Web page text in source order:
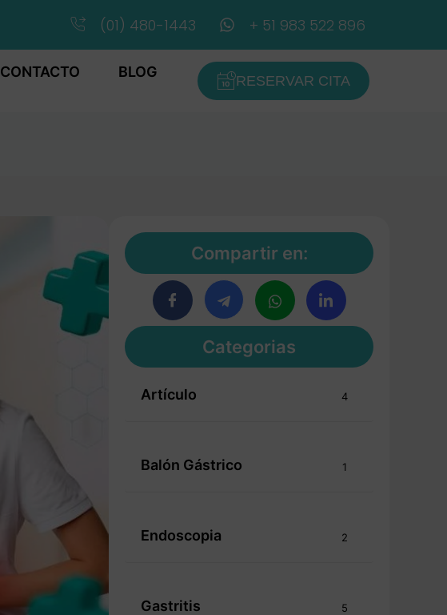
(01) 480-1443 + 51 983 522 896
CONTACTO BLOG
RESERVAR CITA
Compartir en:
Categorias
Artículo 4
Balón Gástrico 1
Endoscopia 2
Gastritis 5